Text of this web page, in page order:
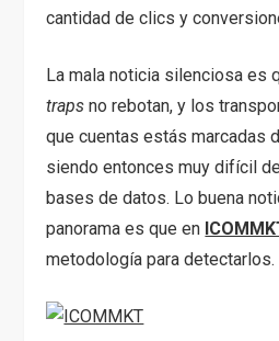
cantidad de clics y
La mala noticia silenciosa es
traps no rebotan, y los
que cuentas estás marcadas
siendo entonces muy difícil
bases de datos. Lo buena
panorama es que en
metodología para detectarlos.